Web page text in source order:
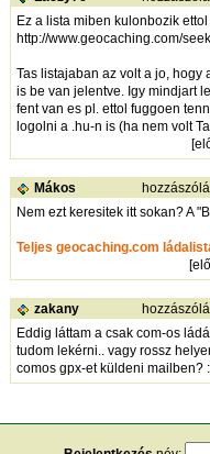
Ez a lista miben kulonbozik
http://www.geocaching.com/
Tas listajaban az volt a jo, hogy
is be van jelentve. Igy mindjart
fent van es pl. ettol fuggoen
logolni a .hu-n is (ha nem volt
[
Mákos
Nem ezt keresitek itt sokan? A
Teljes geocaching.com
[
zakany
Eddig láttam a csak com-os
tudom lekérni.. vagy rossz
comos gpx-et küldeni mailben?